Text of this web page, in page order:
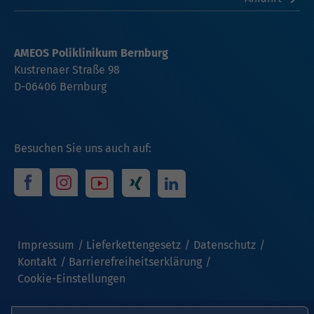
Besuchen Sie uns auch auf:
Impressum Lieferkettengesetz
Datenschutz
Kontakt
Barrierefreiheitserklärung
Cookie-Einstellungen
AMEOS Poliklinikum Bernburg
Kustrenaer Straße 98
D-06406 Bernburg